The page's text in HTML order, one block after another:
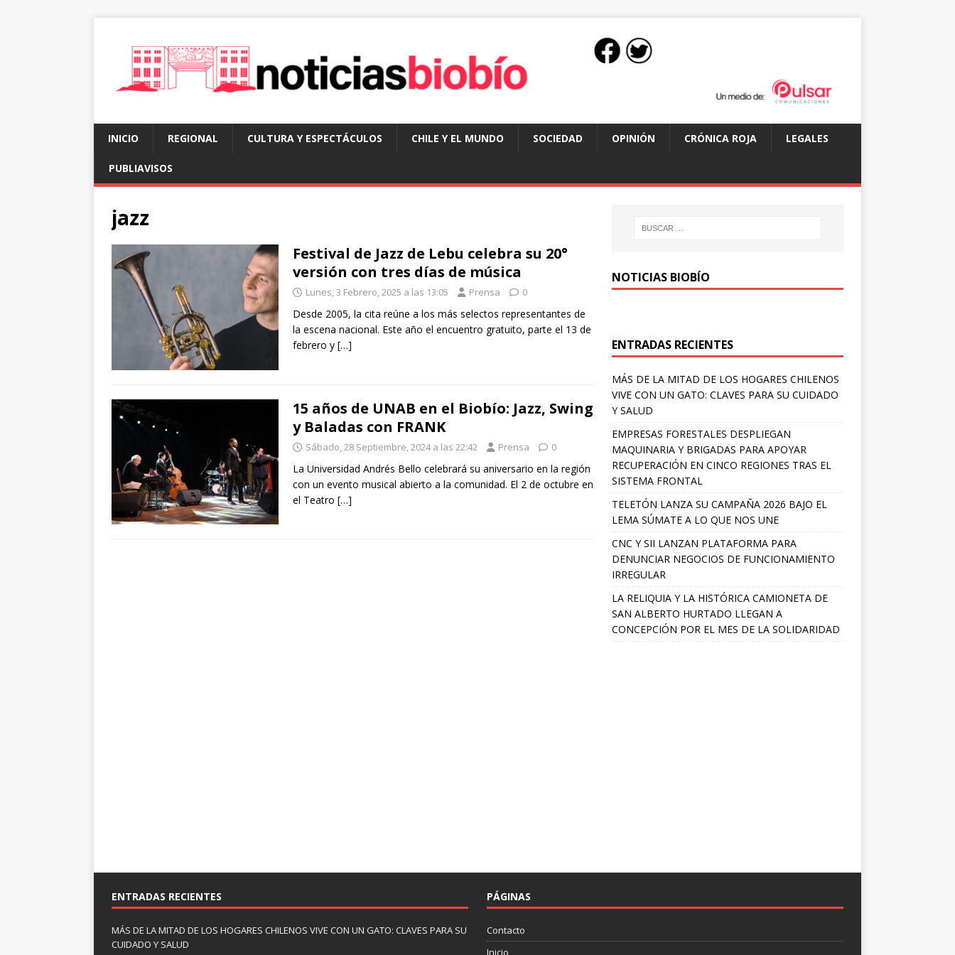
INICIO REGIONAL CULTURA Y ESPECTÁCULOS CHILE Y EL MUNDO SOCIEDAD OPINIÓN CRÓNICA ROJA LEGALES
PUBLIAVISOS
jazz
Festival de Jazz de Lebu celebra su 20°
versión con tres días de música
Lunes, 3 Febrero, 2025 a las 13:05 Prensa 0
Desde 2005, la cita reúne a los más selectos representantes de
la escena nacional. Este año el encuentro gratuito, parte el 13 de
febrero y […]
15 años de UNAB en el Biobío: Jazz, Swing
y Baladas con FRANK
Sábado, 28 Septiembre, 2024 a las 22:42 Prensa 0
La Universidad Andrés Bello celebrará su aniversario en la región
con un evento musical abierto a la comunidad. El 2 de octubre en
el Teatro […]
NOTICIAS BIOBÍO
ENTRADAS RECIENTES
MÁS DE LA MITAD DE LOS HOGARES CHILENOS
VIVE CON UN GATO: CLAVES PARA SU CUIDADO
Y SALUD
EMPRESAS FORESTALES DESPLIEGAN
MAQUINARIA Y BRIGADAS PARA APOYAR
RECUPERACIÓN EN CINCO REGIONES TRAS EL
SISTEMA FRONTAL
TELETÓN LANZA SU CAMPAÑA 2026 BAJO EL
LEMA SÚMATE A LO QUE NOS UNE
CNC Y SII LANZAN PLATAFORMA PARA
DENUNCIAR NEGOCIOS DE FUNCIONAMIENTO
IRREGULAR
LA RELIQUIA Y LA HISTÓRICA CAMIONETA DE
SAN ALBERTO HURTADO LLEGAN A
CONCEPCIÓN POR EL MES DE LA SOLIDARIDAD
ENTRADAS RECIENTES
MÁS DE LA MITAD DE LOS HOGARES CHILENOS VIVE CON UN GATO: CLAVES PARA SU
CUIDADO Y SALUD
PÁGINAS
Contacto
Inicio